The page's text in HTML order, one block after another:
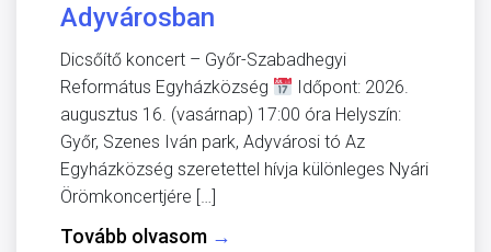
Adyvárosban
Dicsőítő koncert – Győr-Szabadhegyi
Református Egyházközség
Időpont: 2026.
augusztus 16. (vasárnap) 17:00 óra Helyszín:
Győr, Szenes Iván park, Adyvárosi tó Az
Egyházközség szeretettel hívja különleges Nyári
Örömkoncertjére […]
Tovább olvasom →